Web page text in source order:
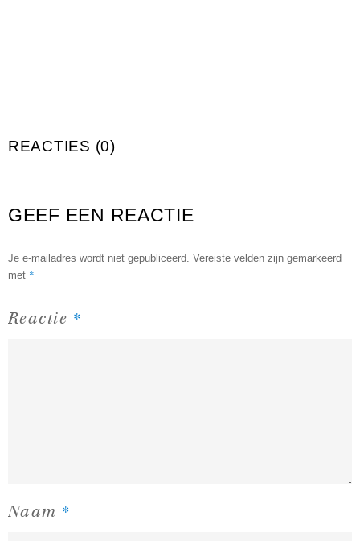
REACTIES (0)
GEEF EEN REACTIE
Je e-mailadres wordt niet gepubliceerd. Vereiste velden zijn gemarkeerd
met *
Reactie *
Naam *